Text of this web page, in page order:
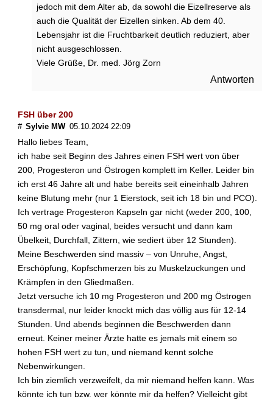
jedoch mit dem Alter ab, da sowohl die Eizellreserve als
auch die Qualität der Eizellen sinken. Ab dem 40.
Lebensjahr ist die Fruchtbarkeit deutlich reduziert, aber
nicht ausgeschlossen.
Viele Grüße, Dr. med. Jörg Zorn
Antworten
FSH über 200
# Sylvie MW 05.10.2024 22:09
Hallo liebes Team,
ich habe seit Beginn des Jahres einen FSH wert von über
200, Progesteron und Östrogen komplett im Keller. Leider bin
ich erst 46 Jahre alt und habe bereits seit eineinhalb Jahren
keine Blutung mehr (nur 1 Eierstock, seit ich 18 bin und PCO).
Ich vertrage Progesteron Kapseln gar nicht (weder 200, 100,
50 mg oral oder vaginal, beides versucht und dann kam
Übelkeit, Durchfall, Zittern, wie sediert über 12 Stunden).
Meine Beschwerden sind massiv – von Unruhe, Angst,
Erschöpfung, Kopfschmerzen bis zu Muskelzuckungen und
Krämpfen in den Gliedmaßen.
Jetzt versuche ich 10 mg Progesteron und 200 mg Östrogen
transdermal, nur leider knockt mich das völlig aus für 12-14
Stunden. Und abends beginnen die Beschwerden dann
erneut. Keiner meiner Ärzte hatte es jemals mit einem so
hohen FSH wert zu tun, und niemand kennt solche
Nebenwirkungen.
Ich bin ziemlich verzweifelt, da mir niemand helfen kann. Was
könnte ich tun bzw. wer könnte mir da helfen? Vielleicht gibt
n
a
e
i
B
l
i
c
k
►
Krankheiten
►
Symptome
►
Diagnostik
Laborwerte